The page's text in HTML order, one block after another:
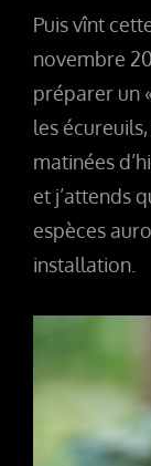
Puis vînt
novembre
préparer un
les
matinées
et j’attends
espèces
installation.